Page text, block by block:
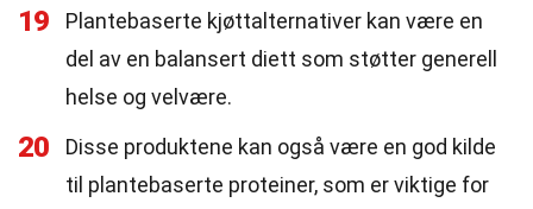
19
Plantebaserte kjøttalternativer kan være en
del av en balansert diett som støtter generell
helse og velvære.
20
Disse produktene kan også være en god kilde
til plantebaserte proteiner, som er viktige for